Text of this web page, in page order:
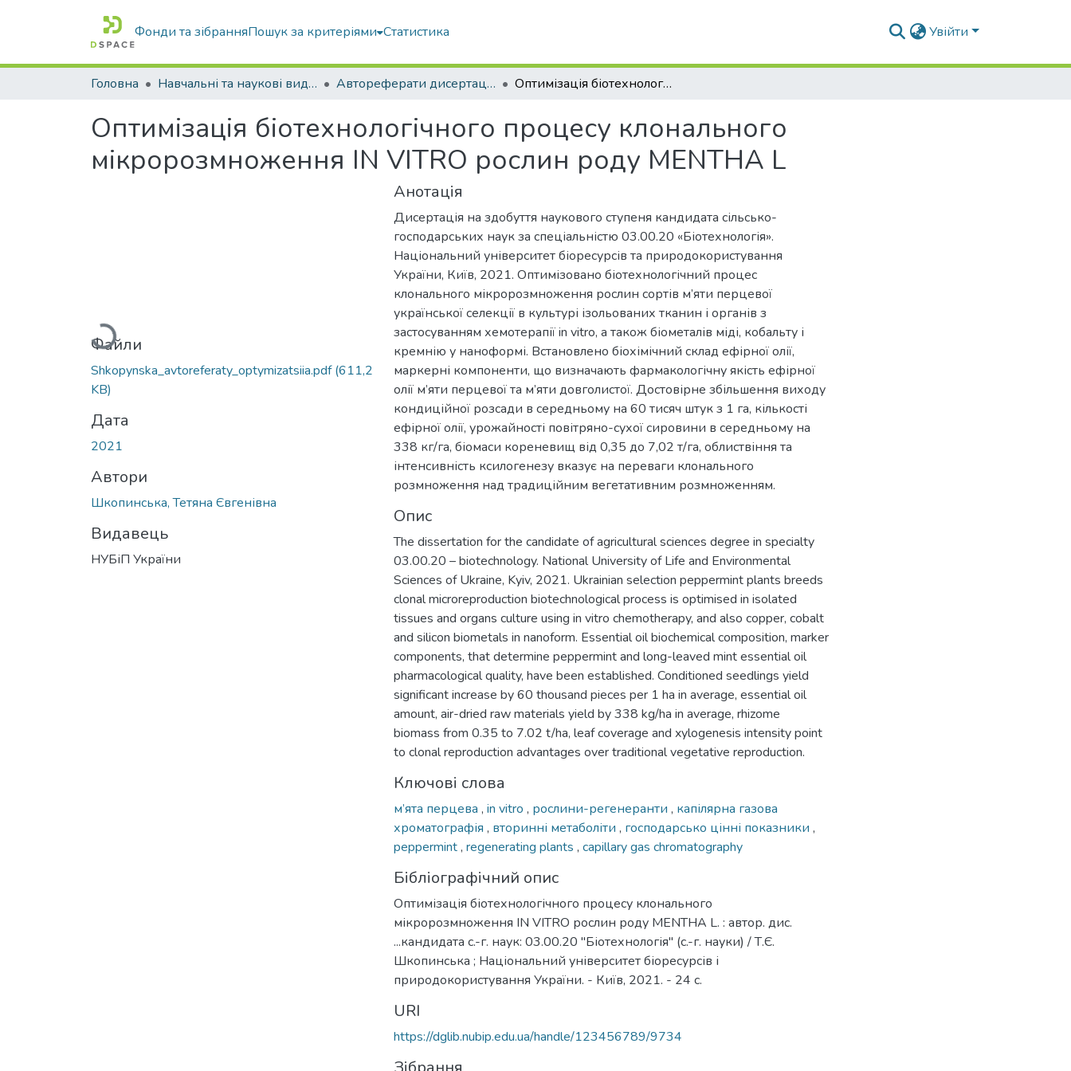
Фонди та зібранняПошук за критеріями Статистика Увійти
Головна Навчальні та наукові видання Автореферати дисертацій та дисертації Оптимізація біотехнологічного процесу клонального мікророзмноження IN VITRO рослин роду MENTHA L
Оптимізація біотехнологічного процесу клонального
мікророзмноження IN VITRO рослин роду MENTHA L
Вантажиться...
Файли
Shkopynska_avtoreferaty_optymizatsiia.pdf(611,2
KB)
Дата
2021
Автори
Шкопинська, Тетяна Євгенівна
Видавець
НУБіП України
Анотація
Дисертація на здобуття наукового ступеня кандидата сільсько-
господарських наук за спеціальністю 03.00.20 «Біотехнологія».
Національний університет біоресурсів та природокористування
України, Київ, 2021. Оптимізовано біотехнологічний процес
клонального мікророзмноження рослин сортів м’яти перцевої
української селекції в культурі ізольованих тканин і органів з
застосуванням хемотерапії in vitro, а також біометалів міді, кобальту і
кремнію у наноформі. Встановлено біохімічний склад ефірної олії,
маркерні компоненти, що визначають фармакологічну якість ефірної
олії м’яти перцевої та м’яти довголистої. Достовірне збільшення виходу
кондиційної розсади в середньому на 60 тисяч штук з 1 га, кількості
ефірної олії, урожайності повітряно-сухої сировини в середньому на
338 кг/га, біомаси кореневищ від 0,35 до 7,02 т/га, облиствіння та
інтенсивність ксилогенезу вказує на переваги клонального
розмноження над традиційним вегетативним розмноженням.
Опис
The dissertation for the candidate of agricultural sciences degree in specialty
03.00.20 – biotechnology. National University of Life and Environmental
Sciences of Ukraine, Kyiv, 2021. Ukrainian selection peppermint plants breeds
clonal microreproduction biotechnological process is optimised in isolated
tissues and organs culture using in vitro chemotherapy, and also copper, cobalt
and silicon biometals in nanoform. Essential oil biochemical composition, marker
components, that determine peppermint and long-leaved mint essential oil
pharmacological quality, have been established. Conditioned seedlings yield
significant increase by 60 thousand pieces per 1 ha in average, essential oil
amount, air-dried raw materials yield by 338 kg/ha in average, rhizome
biomass from 0.35 to 7.02 t/ha, leaf coverage and xylogenesis intensity point
to clonal reproduction advantages over traditional vegetative reproduction.
Ключові слова
м’ята перцева , in vitro , рослини-регенеранти , капілярна газова
хроматографія , вторинні метаболіти , господарсько цінні показники ,
peppermint, regenerating plants , capillary gas chromatography
Бібліографічний опис
Оптимізація біотехнологічного процесу клонального
мікророзмноження IN VITRO рослин роду MENTHA L. : автор. дис.
...кандидата с.-г. наук: 03.00.20 "Біотехнологія" (с.-г. науки) / Т.Є.
Шкопинська ; Національний університет біоресурсів і
природокористування України. - Київ, 2021. - 24 с.
URI
https://dglib.nubip.edu.ua/handle/123456789/9734